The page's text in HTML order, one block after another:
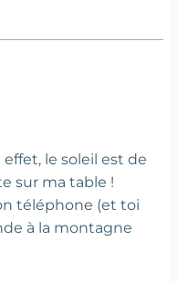
le soleil est de
sur ma table !
téléphone (et toi
à la montagne